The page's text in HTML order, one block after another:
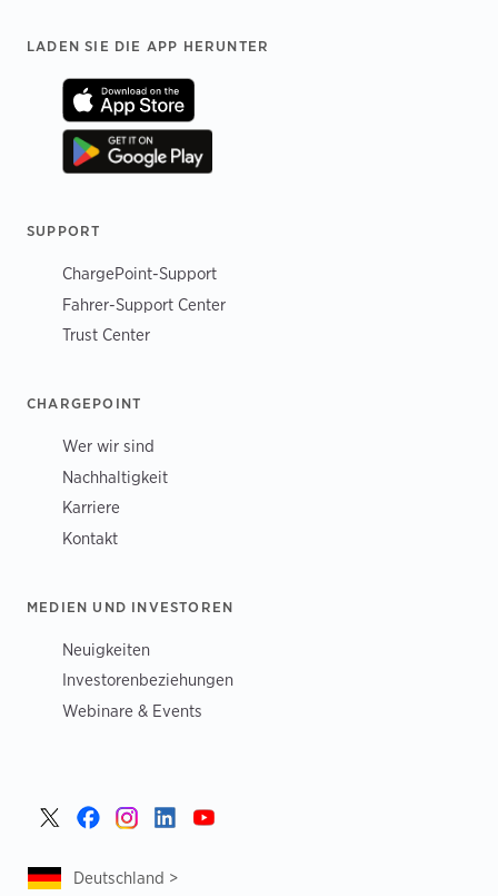
Footer
LADEN SIE DIE APP HERUNTER
SUPPORT
ChargePoint-Support
Fahrer-Support Center
Trust Center
CHARGEPOINT
Wer wir sind
Nachhaltigkeit
Karriere
Kontakt
MEDIEN UND INVESTOREN
Neuigkeiten
Investorenbeziehungen
Webinare & Events
Deutschland >